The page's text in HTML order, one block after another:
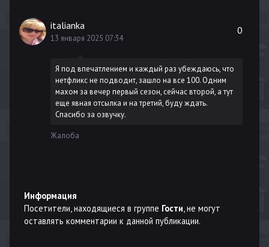
italianka
13 января 2025 07:34
Я под впечатлением и каждый раз убеждаюсь, что
нетфликс не подводит, зашло на все 100. Одним
махом за вечер первый сезон, сейчас второй, а тут
еще явная отсылка и на третий, буду ждать.
Спасибо за озвучку.
Жалоба
0
Информация
Посетители, находящиеся в группе Гости, не могут
оставлять комментарии к данной публикации.